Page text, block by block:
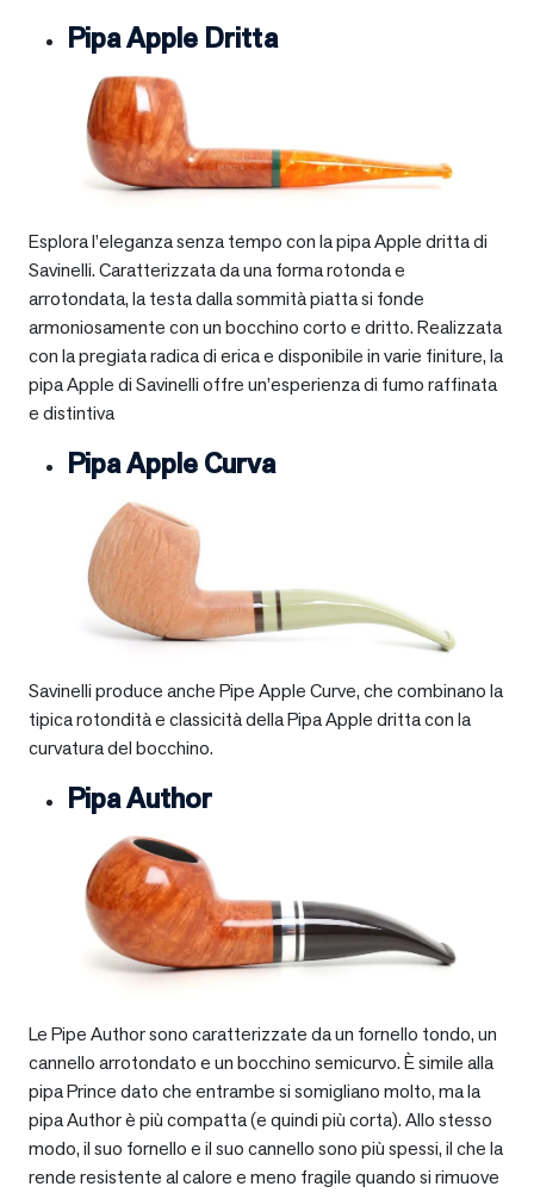
Pipa Apple Dritta
Esplora l’eleganza senza tempo con la pipa Apple dritta di
Savinelli. Caratterizzata da una forma rotonda e
arrotondata, la testa dalla sommità piatta si fonde
armoniosamente con un bocchino corto e dritto. Realizzata
con la pregiata radica di erica e disponibile in varie finiture, la
pipa Apple di Savinelli offre un’esperienza di fumo raffinata
e distintiva
Pipa Apple Curva
Savinelli produce anche Pipe Apple Curve, che combinano la
tipica rotondità e classicità della Pipa Apple dritta con la
curvatura del bocchino.
Pipa Author
Le Pipe Author sono caratterizzate da un fornello tondo, un
cannello arrotondato e un bocchino semicurvo. È simile alla
pipa Prince dato che entrambe si somigliano molto, ma la
pipa Author è più compatta (e quindi più corta). Allo stesso
modo, il suo fornello e il suo cannello sono più spessi, il che la
rende resistente al calore e meno fragile quando si rimuove